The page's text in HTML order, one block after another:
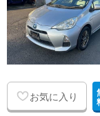
お気に入り